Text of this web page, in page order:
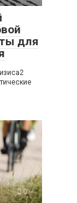
для
0